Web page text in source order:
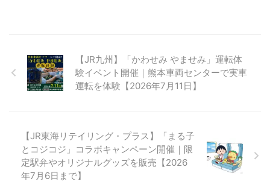
【JR九州】「かわせみ やませみ」運転体
験イベント開催｜熊本車両センターで実車
運転を体験【2026年7月11日】
【JR東海リテイリング・プラス】「まる子
とコジコジ」コラボキャンペーン開催｜限
定駅弁やオリジナルグッズを販売【2026
年7月6日まで】